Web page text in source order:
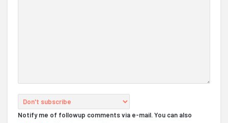
Notify me of followup comments via e-mail. You can also